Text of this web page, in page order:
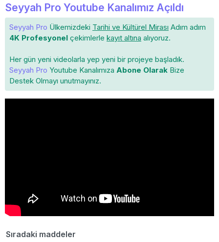
Seyyah Pro Youtube Kanalımız Açıldı
Seyyah Pro Ülkemizdeki Tarihi ve Kültürel Mirası Adım adım
4K Profesyonel çekimlerle kayıt altına alıyoruz.
Her gün yeni videolarla yep yeni bir projeye başladık.
Seyyah Pro Youtube Kanalımıza Abone Olarak Bize
Destek Olmayı unutmayınız.
Sıradaki maddeler